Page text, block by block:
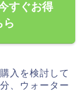
すぐお得
ら
入を検討して
、ウォーター